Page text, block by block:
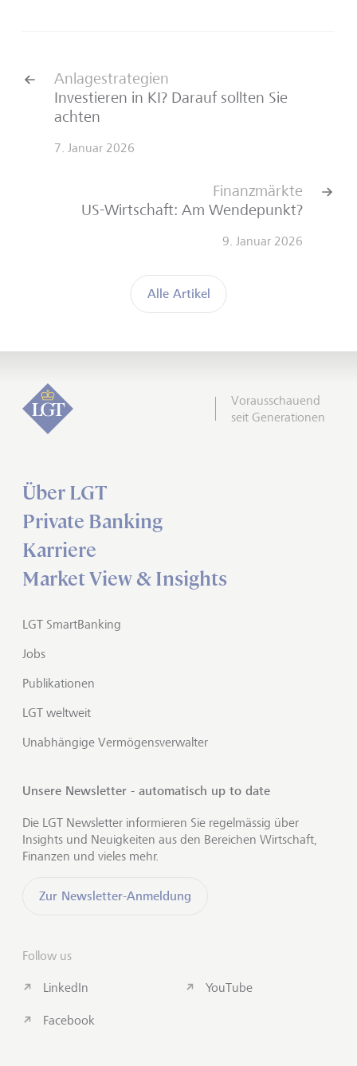
Anlagestrategien
Investieren in KI? Darauf sollten Sie
achten
7. Januar 2026
Alle Artikel
Finanzmärkte
US-Wirtschaft: Am Wendepunkt?
9. Januar 2026
Vorausschauend
seit Generationen
Über LGT
Private Banking
Karriere
Market View & Insights
LGT SmartBanking
Jobs
Publikationen
LGT weltweit
Unabhängige Vermögensverwalter
Unsere Newsletter - automatisch up to date
Die LGT Newsletter informieren Sie regelmässig über
Insights und Neuigkeiten aus den Bereichen Wirtschaft,
Finanzen und vieles mehr.
Zur Newsletter-Anmeldung
Follow us
LinkedIn
Facebook
YouTube